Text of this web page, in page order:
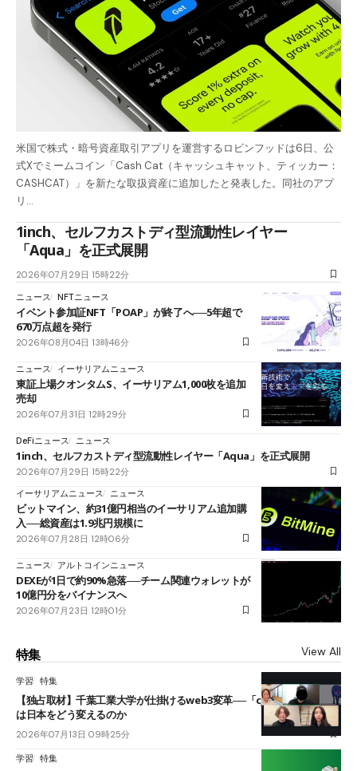
米国で株式・暗号資産取引アプリを運営するロビンフッドは6日、公
式Xでミームコイン「Cash Cat（キャッシュキャット、ティッカー：
CASHCAT）」を新たな取扱資産に追加したと発表した。同社のアプ
リ…
1inch、セルフカストディ型流動性レイヤー
「Aqua」を正式展開
2026年07月29日 15時22分
ニュース NFTニュース
イベント参加証NFT「POAP」が終了へ──5年超で
670万点超を発行
2026年08月04日 13時46分
ニュース イーサリアムニュース
東証上場クオンタムS、イーサリアム1,000枚を追加
売却
2026年07月31日 12時29分
DeFiニュース ニュース
1inch、セルフカストディ型流動性レイヤー「Aqua」を正式展開
2026年07月29日 15時22分
イーサリアムニュース
ニュース
ビットマイン、約31億円相当のイーサリアム追加購
入──総資産は1.9兆円規模に
2026年07月28日 12時06分
ニュース アルトコインニュース
DEXEが1日で約90%急落──チーム関連ウォレットが
10億円分をバイナンスへ
2026年07月23日 12時01分
特集 View All
学習 特集
【独占取材】千葉工業大学が仕掛けるweb3変革──「cJPY」とAIの融合
は日本をどう変えるのか
2026年07月13日 09時25分
学習 特集